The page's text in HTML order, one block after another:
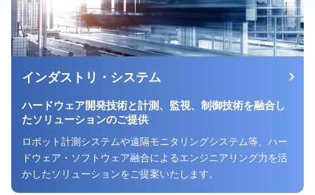
インダストリ・システム
ハードウェア開発技術と計測、監視、 制御技術を融合し
たソリューションのご提供
ロボット計測システムや遠隔モニタリングシステム等、ハー
ドウェア・ソフトウェア融合によるエンジニアリング力を活
かしたソリューションをご提案いたします。